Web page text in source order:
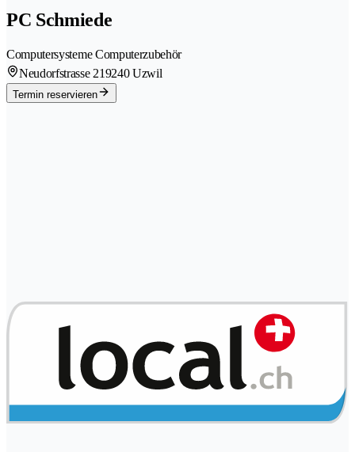
PC Schmiede
Computersysteme Computerzubehör
Neudorfstrasse 219240 Uzwil
Termin reservieren